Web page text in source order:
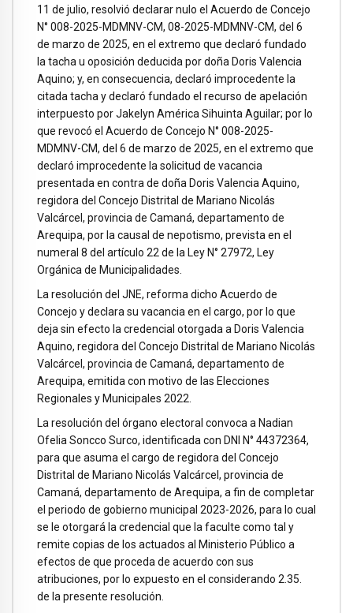
11 de julio, resolvió declarar nulo el Acuerdo de Concejo
N° 008-2025-MDMNV-CM, 08-2025-MDMNV-CM, del 6
de marzo de 2025, en el extremo que declaró fundado
la tacha u oposición deducida por doña Doris Valencia
Aquino; y, en consecuencia, declaró improcedente la
citada tacha y declaró fundado el recurso de apelación
interpuesto por Jakelyn América Sihuinta Aguilar; por lo
que revocó el Acuerdo de Concejo N° 008-2025-
MDMNV-CM, del 6 de marzo de 2025, en el extremo que
declaró improcedente la solicitud de vacancia
presentada en contra de doña Doris Valencia Aquino,
regidora del Concejo Distrital de Mariano Nicolás
Valcárcel, provincia de Camaná, departamento de
Arequipa, por la causal de nepotismo, prevista en el
numeral 8 del artículo 22 de la Ley N° 27972, Ley
Orgánica de Municipalidades.
La resolución del JNE, reforma dicho Acuerdo de
Concejo y declara su vacancia en el cargo, por lo que
deja sin efecto la credencial otorgada a Doris Valencia
Aquino, regidora del Concejo Distrital de Mariano Nicolás
Valcárcel, provincia de Camaná, departamento de
Arequipa, emitida con motivo de las Elecciones
Regionales y Municipales 2022.
La resolución del órgano electoral convoca a Nadian
Ofelia Soncco Surco, identificada con DNI N° 44372364,
para que asuma el cargo de regidora del Concejo
Distrital de Mariano Nicolás Valcárcel, provincia de
Camaná, departamento de Arequipa, a fin de completar
el periodo de gobierno municipal 2023-2026, para lo cual
se le otorgará la credencial que la faculte como tal y
remite copias de los actuados al Ministerio Público a
efectos de que proceda de acuerdo con sus
atribuciones, por lo expuesto en el considerando 2.35.
de la presente resolución.